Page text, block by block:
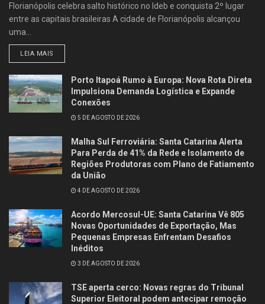
Florianópolis celebra salto histórico no Ideb e conquista 2º lugar
entre as capitais brasileiras A cidade de Florianópolis alcançou
uma...
LEIA MAIS
Porto Itapoá Rumo à Europa: Nova Rota Direta
Impulsiona Demanda Logística e Expande
Conexões
5 DE AGOSTO DE 2026
Malha Sul Ferroviária: Santa Catarina Alerta
Para Perda de 41% da Rede e Isolamento de
Regiões Produtoras com Plano de Fatiamento
da União
4 DE AGOSTO DE 2026
Acordo Mercosul-UE: Santa Catarina Vê 805
Novas Oportunidades de Exportação, Mas
Pequenas Empresas Enfrentam Desafios
Inéditos
3 DE AGOSTO DE 2026
TSE aperta cerco: Novas regras do Tribunal
Superior Eleitoral podem antecipar remoção